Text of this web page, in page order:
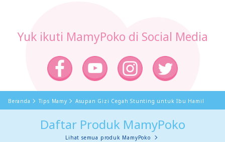
Yuk ikuti MamyPoko di Social Media
Beranda Tips Mamy Asupan Gizi Cegah Stunting untuk Ibu Hamil
Daftar Produk MamyPoko
Lihat semua produk MamyPoko